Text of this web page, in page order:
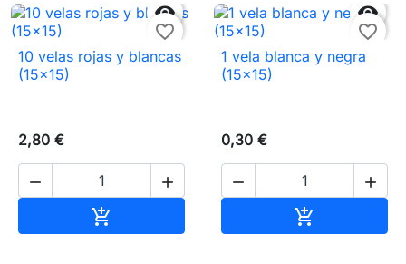

favorite_border
10 velas rojas y blancas
(15×15)
2,80 €
 


favorite_border
1 vela blanca y negra
(15×15)
0,30 €
 
